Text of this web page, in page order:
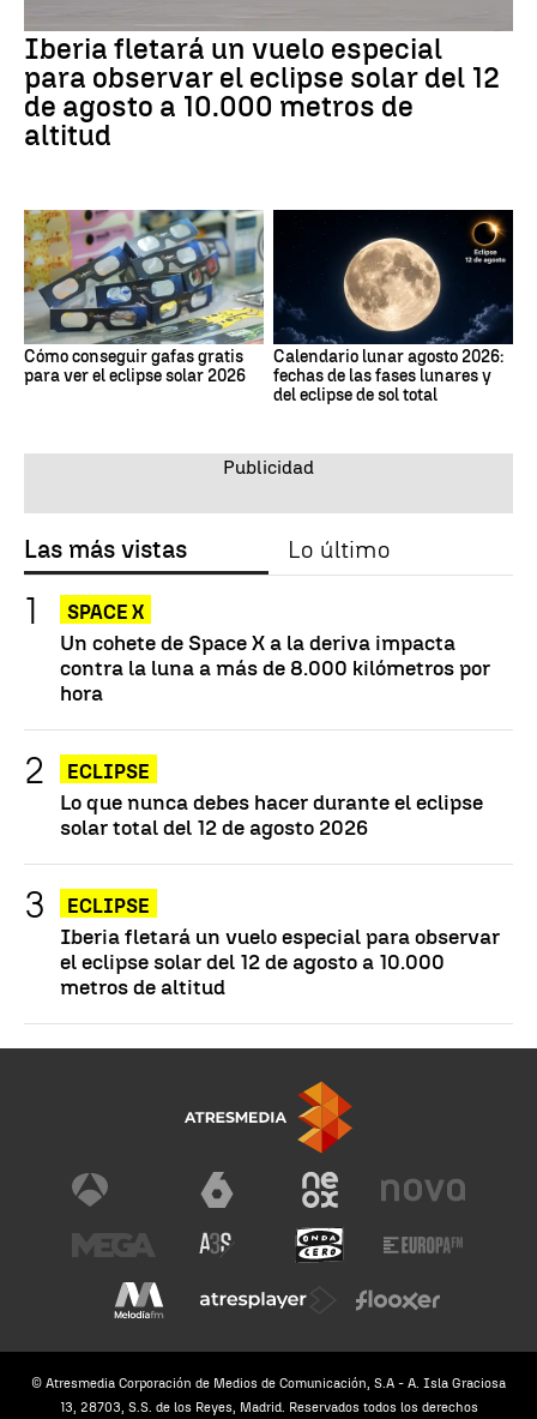
Iberia fletará un vuelo especial
para observar el eclipse solar del 12
de agosto a 10.000 metros de
altitud
Cómo conseguir gafas gratis
para ver el eclipse solar 2026
Calendario lunar agosto 2026:
fechas de las fases lunares y
del eclipse de sol total
Las más vistas Lo último
SPACE X
Un cohete de Space X a la deriva impacta
contra la luna a más de 8.000 kilómetros por
hora
ECLIPSE
Lo que nunca debes hacer durante el eclipse
solar total del 12 de agosto 2026
ECLIPSE
Iberia fletará un vuelo especial para observar
el eclipse solar del 12 de agosto a 10.000
metros de altitud
© Atresmedia Corporación de Medios de Comunicación, S.A - A. Isla Graciosa
13, 28703, S.S. de los Reyes, Madrid. Reservados todos los derechos